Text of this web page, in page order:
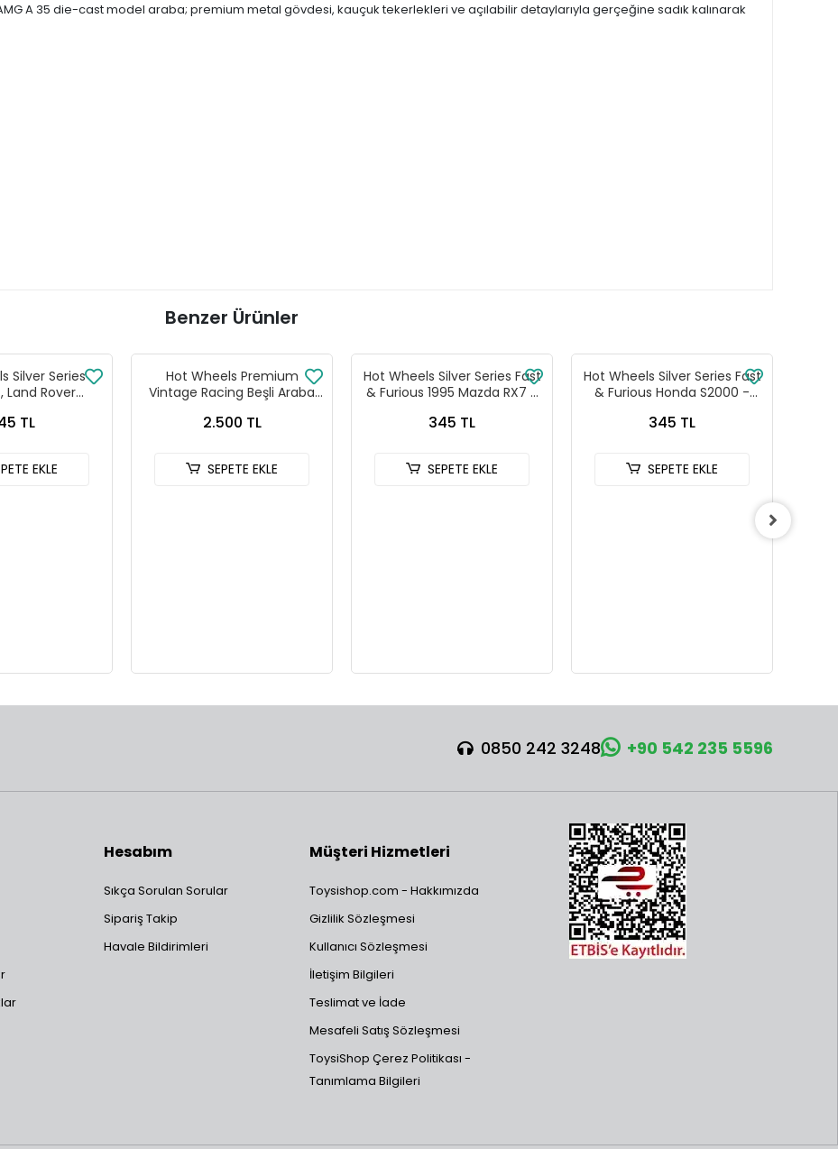
A 35 die-cast model araba; premium metal gövdesi, kauçuk tekerlekleri ve açılabilir detaylarıyla gerçeğine sadık kalınarak
Benzer Ürünler
Silver Series
Land Rover
TL
EKLE
Hot Wheels Premium
Vintage Racing Beşli Araba
2.500 TL
SEPETE EKLE
Hot Wheels Silver Series Fast
& Furious 1995 Mazda RX7 -
345 TL
SEPETE EKLE
Hot Wheels Silver Series Fast
& Furious Honda S2000 -
345 TL
SEPETE EKLE
0850 242 3248 +90 542 235 5596
Hesabım
Sıkça Sorulan Sorular
Sipariş Takip
Havale Bildirimleri
Müşteri Hizmetleri
Toysishop.com - Hakkımızda
Gizlilik Sözleşmesi
Kullanıcı Sözleşmesi
İletişim Bilgileri
Teslimat ve İade
Mesafeli Satış Sözleşmesi
ToysiShop Çerez Politikası -
Tanımlama Bilgileri